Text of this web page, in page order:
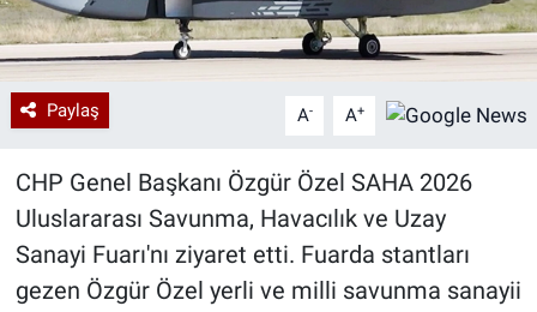
Paylaş A- A+
CHP Genel Başkanı Özgür Özel SAHA 2026
Uluslararası Savunma, Havacılık ve Uzay
Sanayi Fuarı'nı ziyaret etti. Fuarda stantları
gezen Özgür Özel yerli ve milli savunma sanayii
Ramazan